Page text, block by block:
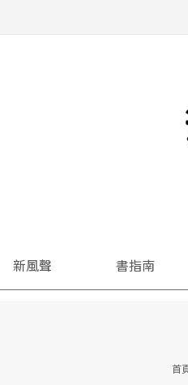
新風聲 書指南
首